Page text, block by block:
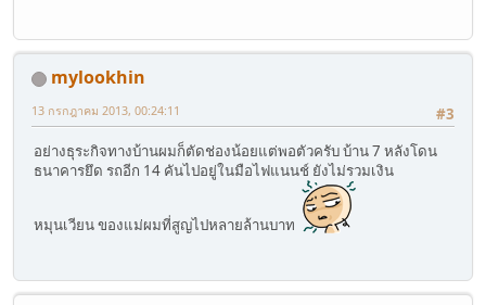
mylookhin
#3
13 กรกฎาคม 2013, 00:24:11
อย่างธุระกิจทางบ้านผมก็ตัดช่องน้อยแต่พอตัวครับ บ้าน 7 หลังโดน
ธนาคารยึด รถอีก 14 คันไปอยู่ในมือไฟแนนช์ ยังไม่รวมเงิน
หมุนเวียน ของแม่ผมที่สูญไปหลายล้านบาท